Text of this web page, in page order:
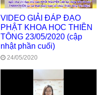
VIDEO GIẢI ĐÁP ĐẠO
PHẬT KHOA HỌC THIỀN
TÔNG 23/05/2020 (cập
nhật phần cuối)
24/05/2020